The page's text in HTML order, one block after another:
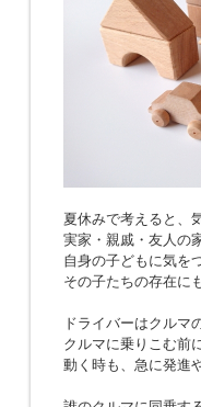
夏休みで考えると、
実家・親戚・友人の
自身の子どもに気を
その子たちの存在に
ドライバーはクルマ
クルマに乗りこむ前
動く時も、急に発進